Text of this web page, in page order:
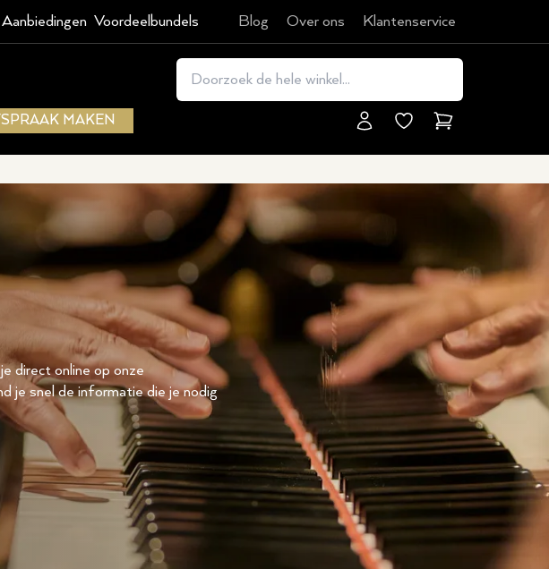
Aanbiedingen Voordeelbundels Blog Over ons Klantenservice
MAKEN Winkelmand
direct online op onze
je snel de informatie die je nodig